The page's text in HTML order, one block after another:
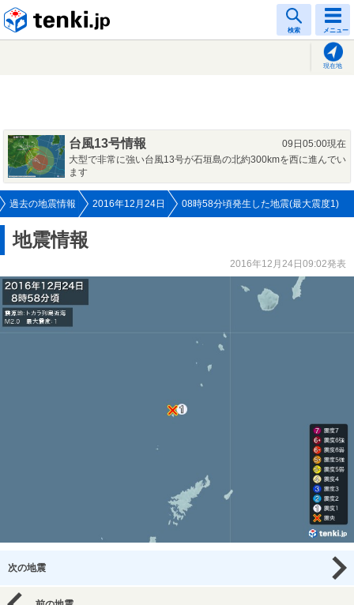
検索 メニュー
現在地
台風13号情報
09日05:00現在
大型で非常に強い台風13号が石垣島の北約300kmを西に進んでい
ます
過去の地震情報 2016年12月24日 08時58分頃発生した地震(最大震度1)
地震情報
2016年12月24日09:02発表
次の地震